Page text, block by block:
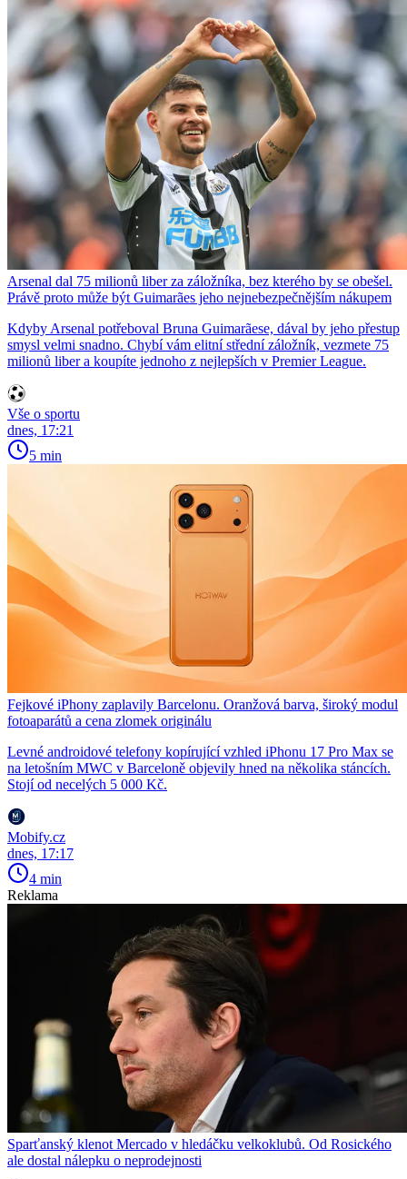
Arsenal dal 75 milionů liber za záložníka, bez kterého by se obešel.
Právě proto může být Guimarães jeho nejnebezpečnějším nákupem
Kdyby Arsenal potřeboval Bruna Guimarãese, dával by jeho přestup
smysl velmi snadno. Chybí vám elitní střední záložník, vezmete 75
milionů liber a koupíte jednoho z nejlepších v Premier League.
Vše o sportu
dnes, 17:21
5 min
Fejkové iPhony zaplavily Barcelonu. Oranžová barva, široký modul
fotoaparátů a cena zlomek originálu
Levné androidové telefony kopírující vzhled iPhonu 17 Pro Max se
na letošním MWC v Barceloně objevily hned na několika stáncích.
Stojí od necelých 5 000 Kč.
Mobify.cz
dnes, 17:17
4 min
Reklama
Sparťanský klenot Mercado v hledáčku velkoklubů. Od Rosického
ale dostal nálepku o neprodejnosti